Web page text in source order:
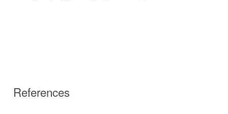
References